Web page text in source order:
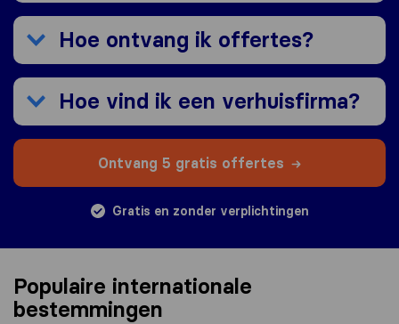
Hoe ontvang ik offertes?
Hoe vind ik een verhuisfirma?
Ontvang 5 gratis offertes
Gratis en zonder verplichtingen
Populaire internationale
bestemmingen